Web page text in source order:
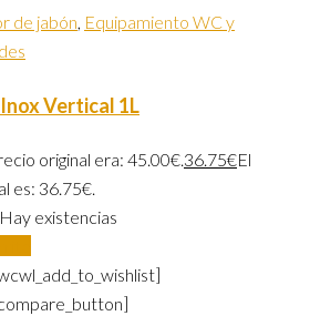
de jabón Equipamiento WC y
Vertical 1L
original era: 45.00€.36.75€El
es: 36.75€.
Hay existencias